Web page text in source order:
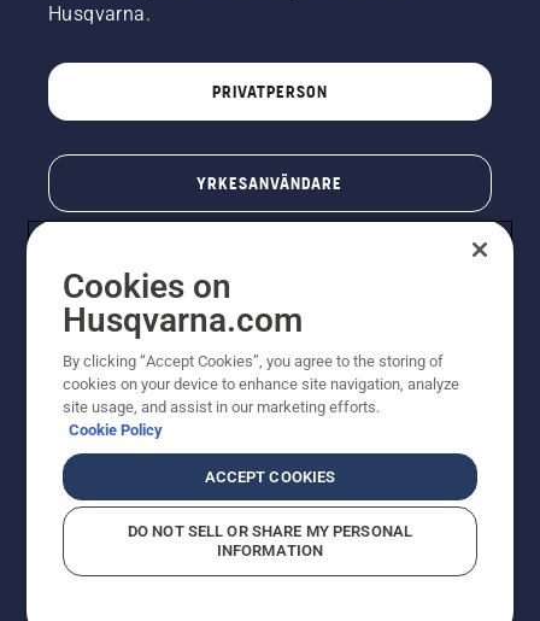
Husqvarna.
PRIVATPERSON
YRKESANVÄNDARE
© Husqvarna AB (publ). All rights reserved. Priserna
som visas är rekommenderade cirkapriser. Alla angivna
priser är rekommenderade försäljningspriser (inkl.
moms) om inte produkten är tillgänglig för direkt köp.
CookiepolicyAnvändningsvillkor Sekretessmeddelande
Rapportera misstänkta överträdelser
Cookies on
Husqvarna.com
By clicking “Accept Cookies”, you agree to the storing of
cookies on your device to enhance site navigation, analyze
site usage, and assist in our marketing efforts.
Cookie Policy
ACCEPT COOKIES
DO NOT SELL OR SHARE MY PERSONAL
INFORMATION